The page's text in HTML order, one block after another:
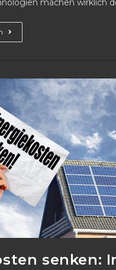
Wie
Unternehmen
Technik
Optimieren
senken: